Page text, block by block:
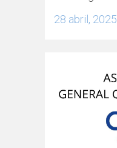
28 abril, 2025